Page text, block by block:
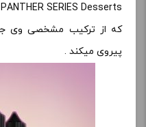
PANTHER SERIES Desserts بوده
پیروی میکند .